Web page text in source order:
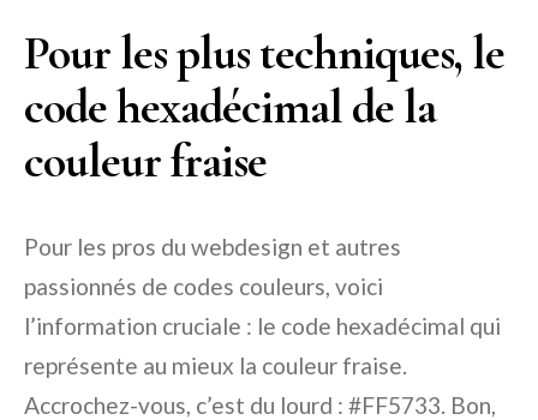
Pour les plus techniques, le
code hexadécimal de la
couleur fraise
Pour les pros du webdesign et autres
passionnés de codes couleurs, voici
l’information cruciale : le code hexadécimal qui
représente au mieux la couleur fraise.
Accrochez-vous, c’est du lourd : #FF5733. Bon,